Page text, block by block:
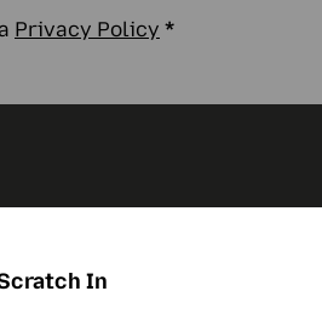
Privacy Policy *
In